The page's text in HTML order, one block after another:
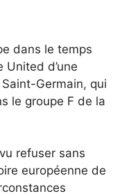
dans le temps
d’une
Germain, qui
le groupe F de la
refuser sans
européenne de